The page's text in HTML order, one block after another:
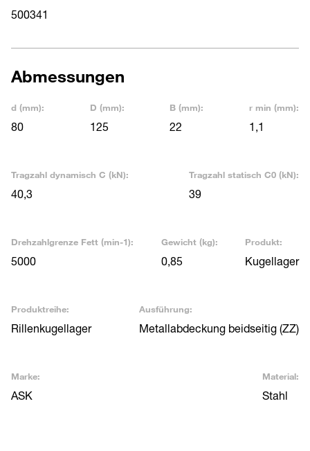
500341
Abmessungen
d (mm):
80
D (mm):
125
B (mm):
22
r min (mm):
1,1
Tragzahl dynamisch C (kN):
40,3
Tragzahl statisch C0 (kN):
39
Drehzahlgrenze Fett (min-1):
5000
Gewicht (kg):
0,85
Produkt:
Kugellager
Produktreihe:
Rillenkugellager
Ausführung:
Metallabdeckung beidseitig (ZZ)
Marke:
ASK
Material:
Stahl